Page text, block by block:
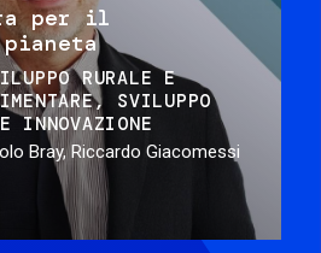
per il
RURALE E
SVILUPPO
INNOVAZIONE
Bray, Riccardo Giacomessi